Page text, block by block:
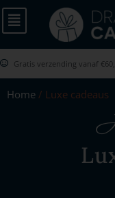
Gratis verzending vanaf
Home / Luxe cadeaus